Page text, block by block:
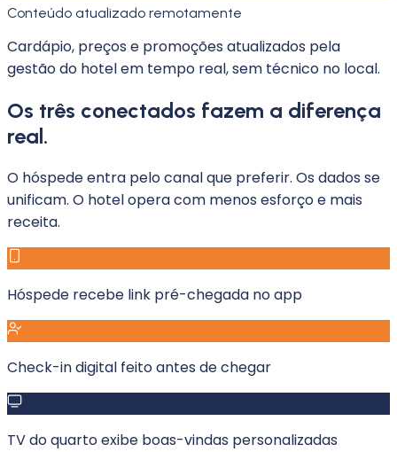
Conteúdo atualizado remotamente
Cardápio, preços e promoções atualizados pela
gestão do hotel em tempo real, sem técnico no local.
Os três conectados fazem a diferença
real.
O hóspede entra pelo canal que preferir. Os dados se
unificam. O hotel opera com menos esforço e mais
receita.
Hóspede recebe link pré-chegada no app
Check-in digital feito antes de chegar
TV do quarto exibe boas-vindas personalizadas